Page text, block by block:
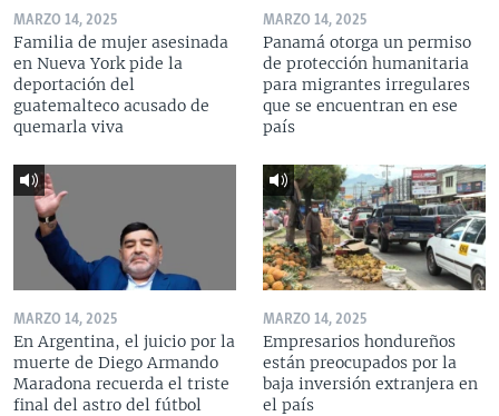
MARZO 14, 2025
Familia de mujer asesinada
en Nueva York pide la
deportación del
guatemalteco acusado de
quemarla viva
MARZO 14, 2025
Panamá otorga un permiso
de protección humanitaria
para migrantes irregulares
que se encuentran en ese
país
MARZO 14, 2025
En Argentina, el juicio por la
muerte de Diego Armando
Maradona recuerda el triste
final del astro del fútbol
MARZO 14, 2025
Empresarios hondureños
están preocupados por la
baja inversión extranjera en
el país